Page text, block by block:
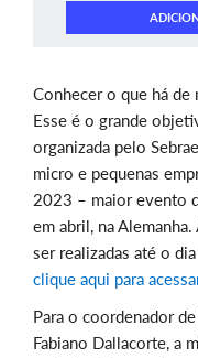
Conhecer o que há
Esse é o grande
organizada pelo
micro e pequenas
2023 – maior evento
em abril, na
ser realizadas até o
clique aqui para
Para o coordenador
Fabiano Dallacorte, a